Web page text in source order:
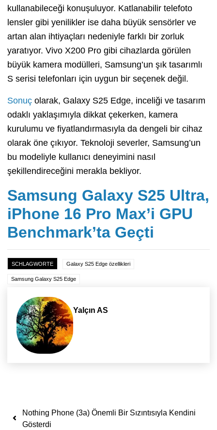
kullanabileceği konuşuluyor. Katlanabilir telefoto
lensler gibi yenilikler ise daha büyük sensörler ve
artan alan ihtiyaçları nedeniyle farklı bir zorluk
yaratıyor. Vivo X200 Pro gibi cihazlarda görülen
büyük kamera modülleri, Samsung’un şık tasarımlı
S serisi telefonları için uygun bir seçenek değil.
Sonuç olarak, Galaxy S25 Edge, inceliği ve tasarım
odaklı yaklaşımıyla dikkat çekerken, kamera
kurulumu ve fiyatlandırmasıyla da dengeli bir cihaz
olarak öne çıkıyor. Teknoloji severler, Samsung’un
bu modeliyle kullanıcı deneyimini nasıl
şekillendireceğini merakla bekliyor.
Samsung Galaxy S25 Ultra,
iPhone 16 Pro Max’i GPU
Benchmark’ta Geçti
SCHLAGWORTE Galaxy S25 Edge özellikleri
Samsung Galaxy S25 Edge
Yalçın AS
Yazı dolaşımı
Nothing Phone (3a) Önemli Bir Sızıntısıyla Kendini
Gösterdi